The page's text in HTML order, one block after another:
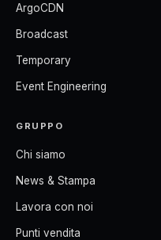
ArgoCDN
Broadcast
Temporary
Event Engineering
GRUPPO
Chi siamo
News & Stampa
Lavora con noi
Punti vendita